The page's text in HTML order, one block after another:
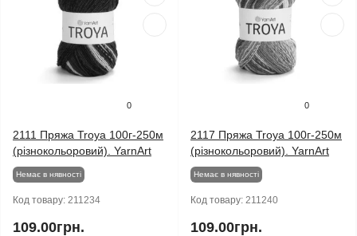
0
2111 Пряжа Troya 100г-250м
(різнокольоровий). YarnArt
Немає в нявності
Код товару: 211234
109.00грн.
0
2117 Пряжа Troya 100г-250м
(різнокольоровий). YarnArt
Немає в нявності
Код товару: 211240
109.00грн.